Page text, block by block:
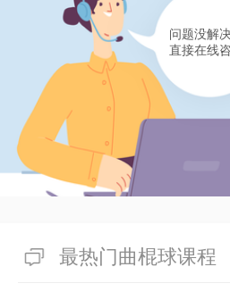
问题没解
直接在线
最热门曲棍球课程